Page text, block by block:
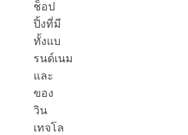
ช็อป
ปิ้งที่มี
ทั้งแบ
รนด์เนม
และ
ของ
วิน
เทจโล